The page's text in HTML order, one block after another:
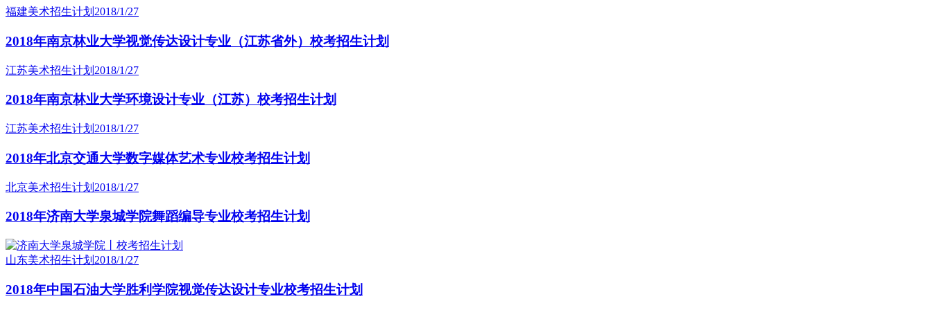
福建美术招生计划 2018/1/27
2018年南京林业大学视觉传达设计专业（江苏省外）校考招生计划
江苏美术招生计划 2018/1/27
2018年南京林业大学环境设计专业（江苏）校考招生计划
江苏美术招生计划 2018/1/27
2018年北京交通大学数字媒体艺术专业校考招生计划
北京美术招生计划 2018/1/27
2018年济南大学泉城学院舞蹈编导专业校考招生计划
山东美术招生计划 2018/1/27
2018年中国石油大学胜利学院视觉传达设计专业校考招生计划